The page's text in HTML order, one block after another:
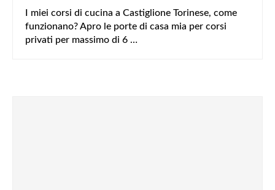
I miei corsi di cucina a Castiglione Torinese, come
funzionano? Apro le porte di casa mia per corsi
privati per massimo di 6 …